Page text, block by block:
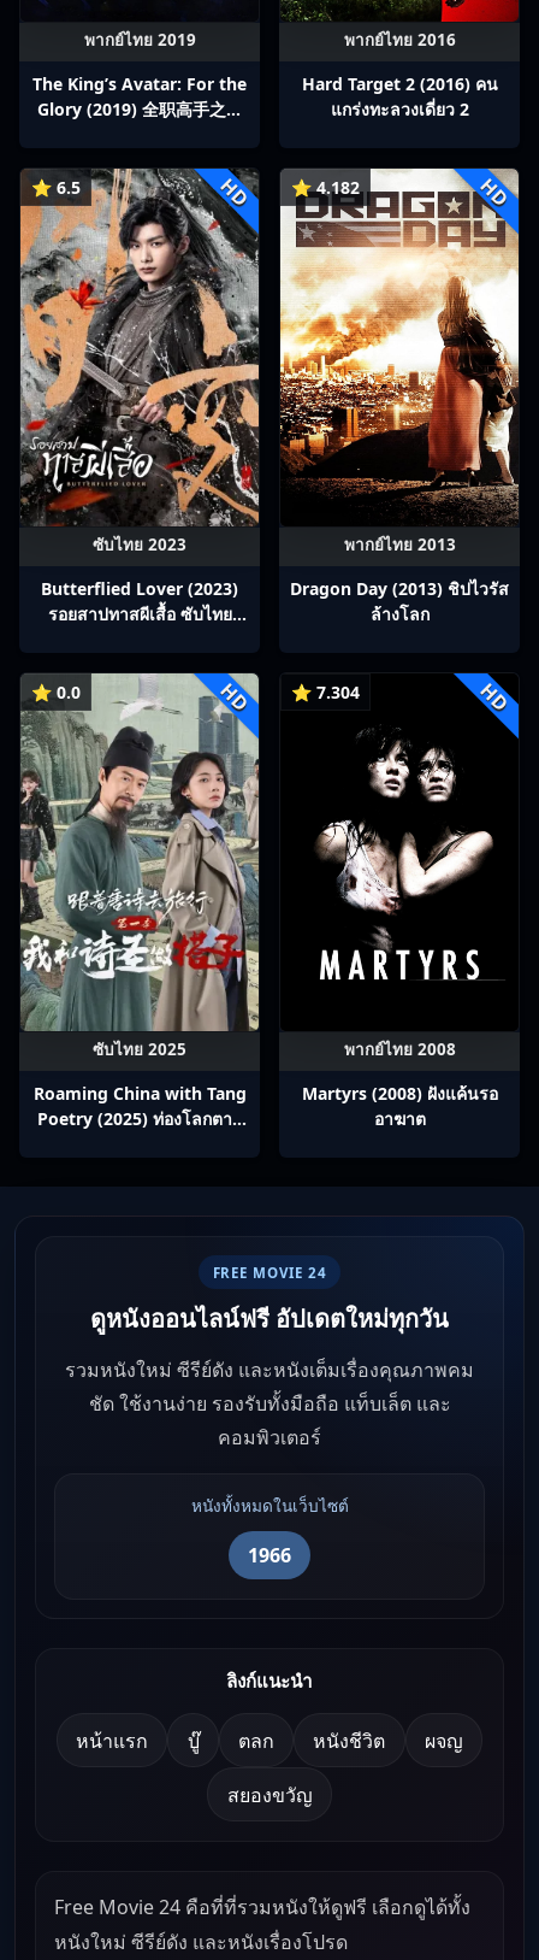
พากย์ไทย 2019
The King’s Avatar: For the
Glory (2019) 全职高手之巅
พากย์ไทย 2016
Hard Target 2 (2016) คน
แกร่งทะลวงเดี่ยว 2
⭐ 6.5 HD
ซับไทย 2023
Butterflied Lover (2023)
รอยสาปทาสผีเสื้อ ซับไทย
⭐ 4.182 HD
พากย์ไทย 2013
Dragon Day (2013) ชิปไวรัส
ล้างโลก
⭐ 0.0 HD
ซับไทย 2025
Roaming China with Tang
Poetry (2025) ท่องโลกตาม
Ep1-12
⭐ 7.304 HD
พากย์ไทย 2008
Martyrs (2008) ฝังแค้นรอ
อาฆาต
FREE MOVIE 24
ดูหนังออนไลน์ฟรี อัปเดตใหม่ทุกวัน
รวมหนังใหม่ ซีรีย์ดัง และหนังเต็มเรื่องคุณภาพคม
ชัด ใช้งานง่าย รองรับทั้งมือถือ แท็บเล็ต และ
คอมพิวเตอร์
หนังทั้งหมดในเว็บไซต์
1966
ลิงก์แนะนำ
หน้าแรก บู๊ ตลก หนังชีวิต ผจญ
สยองขวัญ
Free Movie 24 คือที่ที่รวมหนังให้ดูฟรี เลือกดูได้ทั้ง
หนังใหม่ ซีรีย์ดัง และหนังเรื่องโปรด